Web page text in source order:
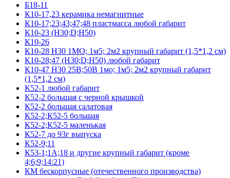
Б18-11
К10-17,23 керамика немагнитные
К10-17;23;43;47;48 пластмасса любой габарит
К10-23 (Н30;D;Н50)
К10-26
К10-28 Н30 1МО; 1м5; 2м2 крупный габарит (1,5*1,2 см)
К10-28;47 (Н30;D;Н50) любой габарит
К10-47 Н30 25В;50В 1мо; 1м5; 2м2 крупный габарит
(1,5*1,2 см)
К52-1 любой габарит
К52-2 большая с черной крышкой
К52-2 большая салатовая
К52-2;К52-5 большая
К52-2;К52-5 маленькая
К52-7 до 93г выпуска
К52-9;11
К53-1;1А;18 и другие крупный габарит (кроме
4;6;9;14:21)
КМ бескорпусные (отечественного производства)